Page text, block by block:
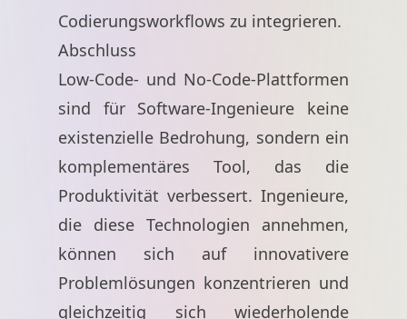
Codierungsworkflows zu integrieren.
Abschluss
Low-Code- und No-Code-Plattformen
sind für Software-Ingenieure keine
existenzielle Bedrohung, sondern ein
komplementäres Tool, das die
Produktivität verbessert. Ingenieure,
die diese Technologien annehmen,
können sich auf innovativere
Problemlösungen konzentrieren und
gleichzeitig sich wiederholende